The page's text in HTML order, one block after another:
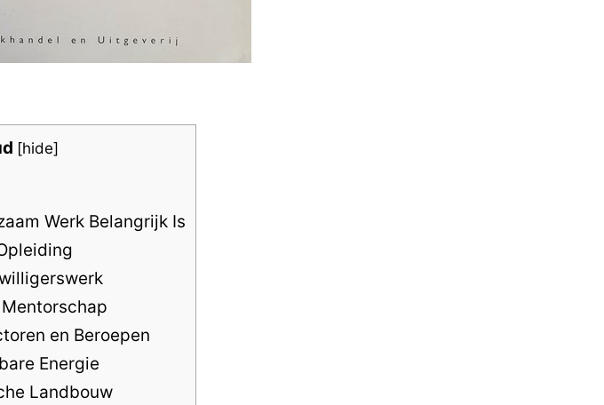
[hide]
Werk Belangrijk Is
en Beroepen
Energie
Landbouw